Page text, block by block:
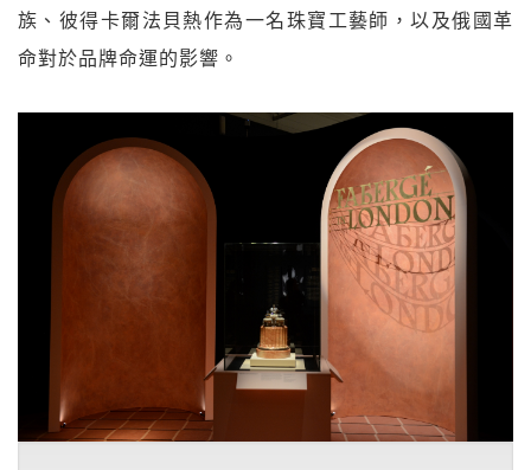
族、彼得卡爾法貝熱作為一名珠寶工藝師，以及俄國革
命對於品牌命運的影響。